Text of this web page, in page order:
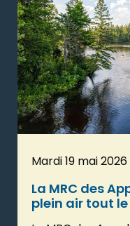
Mardi 19 mai 2026
La MRC des
plein air tout